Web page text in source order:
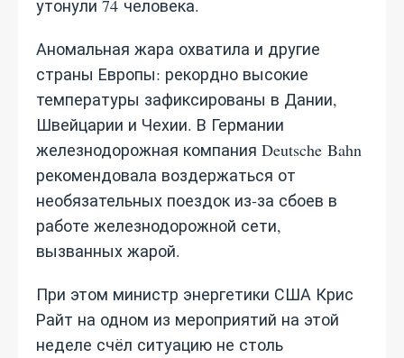
утонули 74 человека.
Аномальная жара охватила и другие
страны Европы: рекордно высокие
температуры зафиксированы в Дании,
Швейцарии и Чехии. В Германии
железнодорожная компания Deutsche Bahn
рекомендовала воздержаться от
необязательных поездок из‑за сбоев в
работе железнодорожной сети,
вызванных жарой.
При этом министр энергетики США Крис
Райт на одном из мероприятий на этой
неделе счёл ситуацию не столь